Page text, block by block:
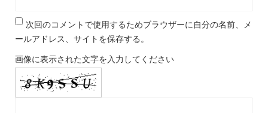
次回のコメントで使用するためブラウザーに自分の名前、メ
ールアドレス、サイトを保存する。
画像に表示された文字を入力してください